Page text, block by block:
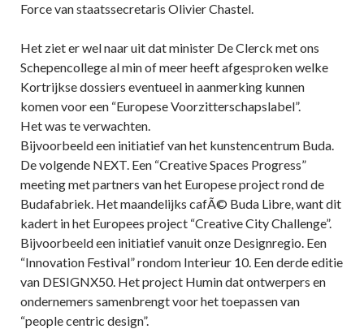
Force van staatssecretaris Olivier Chastel.
Het ziet er wel naar uit dat minister De Clerck met ons
Schepencollege al min of meer heeft afgesproken welke
Kortrijkse dossiers eventueel in aanmerking kunnen
komen voor een “Europese Voorzitterschapslabel”.
Het was te verwachten.
Bijvoorbeeld een initiatief van het kunstencentrum Buda.
De volgende NEXT. Een “Creative Spaces Progress”
meeting met partners van het Europese project rond de
Budafabriek. Het maandelijks cafÃ© Buda Libre, want dit
kadert in het Europees project “Creative City Challenge”.
Bijvoorbeeld een initiatief vanuit onze Designregio. Een
“Innovation Festival” rondom Interieur 10. Een derde editie
van DESIGNX50. Het project Humin dat ontwerpers en
ondernemers samenbrengt voor het toepassen van
“people centric design”.